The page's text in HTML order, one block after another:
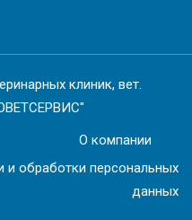
клиник, вет.
О компании
и обработки персональных
данных